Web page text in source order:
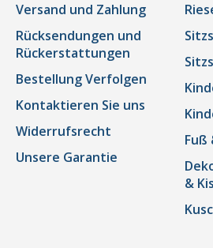
Versand und Zahlung
Rücksendungen und
Rückerstattungen
Bestellung Verfolgen
Kontaktieren Sie uns
Widerrufsrecht
Unsere Garantie
Fuß
&